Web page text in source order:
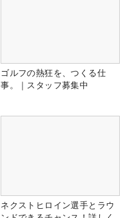
ゴルフの熱狂を、つくる仕
事。｜スタッフ募集中
ネクストヒロイン選手とラウ